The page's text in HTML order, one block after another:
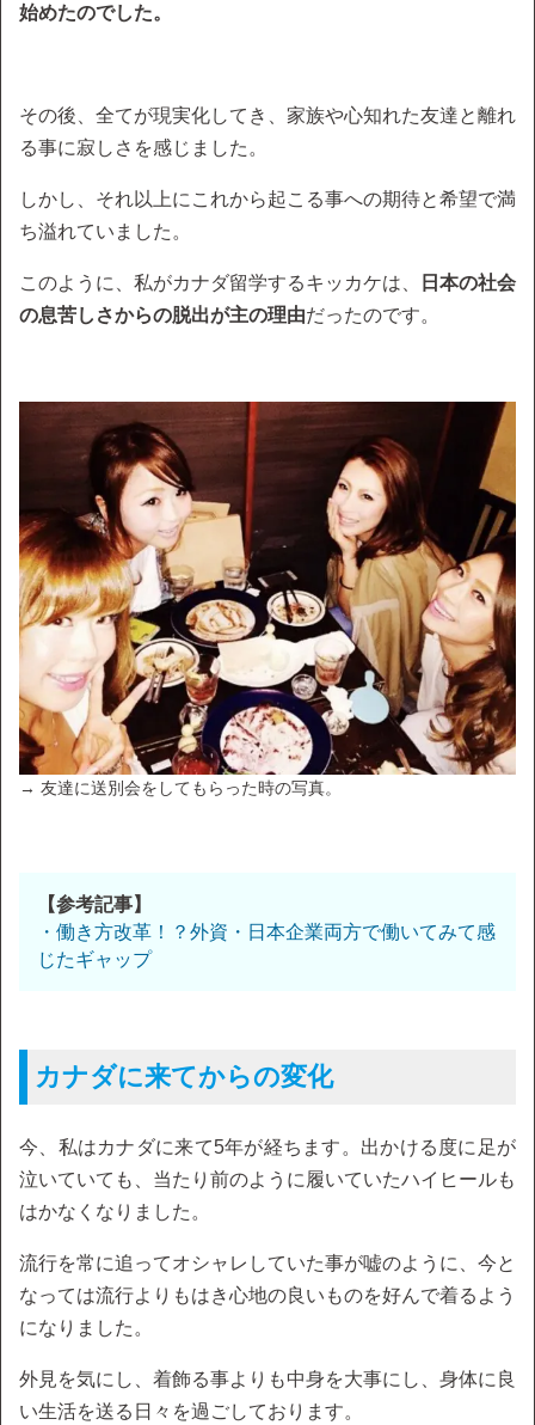
始めたのでした。
その後、全てが現実化してき、家族や心知れた友達と離れ
る事に寂しさを感じました。
しかし、それ以上にこれから起こる事への期待と希望で満
ち溢れていました。
このように、私がカナダ留学するキッカケは、
日本の社会
の息苦しさからの脱出が主の理由だったのです。
→ 友達に送別会をしてもらった時の写真。
【参考記事】
・働き方改革！？外資・日本企業両方で働いてみて感
じたギャップ
カナダに来てからの変化
今、私はカナダに来て5年が経ちます。出かける度に足が
泣いていても、当たり前のように履いていたハイヒールも
はかなくなりました。
流行を常に追ってオシャレしていた事が嘘のように、今と
なっては流行よりもはき心地の良いものを好んで着るよう
になりました。
外見を気にし、着飾る事よりも中身を大事にし、身体に良
い生活を送る日々を過ごしております。